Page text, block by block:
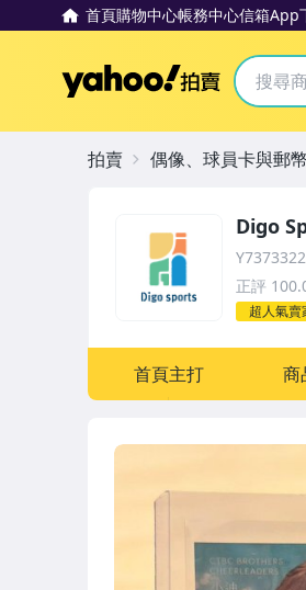
首頁購物中心帳務中心信箱App
Yahoo拍賣
Digo
正評
超人氣賣
首頁主打 商
拍賣 偶像、球員卡與郵幣